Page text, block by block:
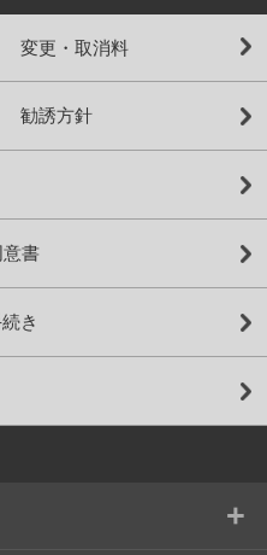
変更・取消料
勧誘方針
意書
き
+